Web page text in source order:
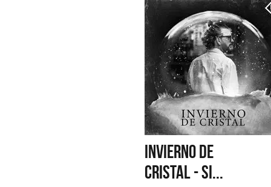
INVIERNO DE
CRISTAL - SI...